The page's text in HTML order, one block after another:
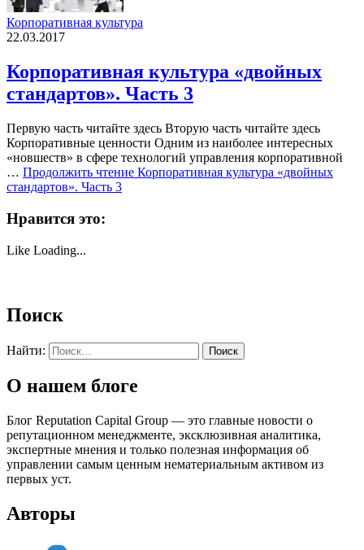
Корпоративная культура
22.03.2017
Корпоративная культура «двойных
стандартов». Часть 3
Первую часть читайте здесь Вторую часть читайте здесь
Корпоративные ценности Одним из наиболее интересных
«новшеств» в сфере технологий управления корпоративной
… Продолжить чтение Корпоративная культура «двойных
стандартов». Часть 3
Нравится это:
Like Loading...
Поиск
Найти:
О нашем блоге
Блог Reputation Capital Group — это главные новости о
репутационном менеджменте, эксклюзивная аналитика,
экспертные мнения и только полезная информация об
управлении самым ценным нематериальным активом из
первых уст.
Авторы